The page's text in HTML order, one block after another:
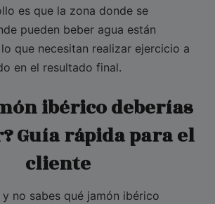
es que la zona donde se
pueden beber agua están
que necesitan realizar ejercicio a
en el resultado final.
ibérico deberías
Guía rápida para el
cliente
no sabes qué jamón ibérico